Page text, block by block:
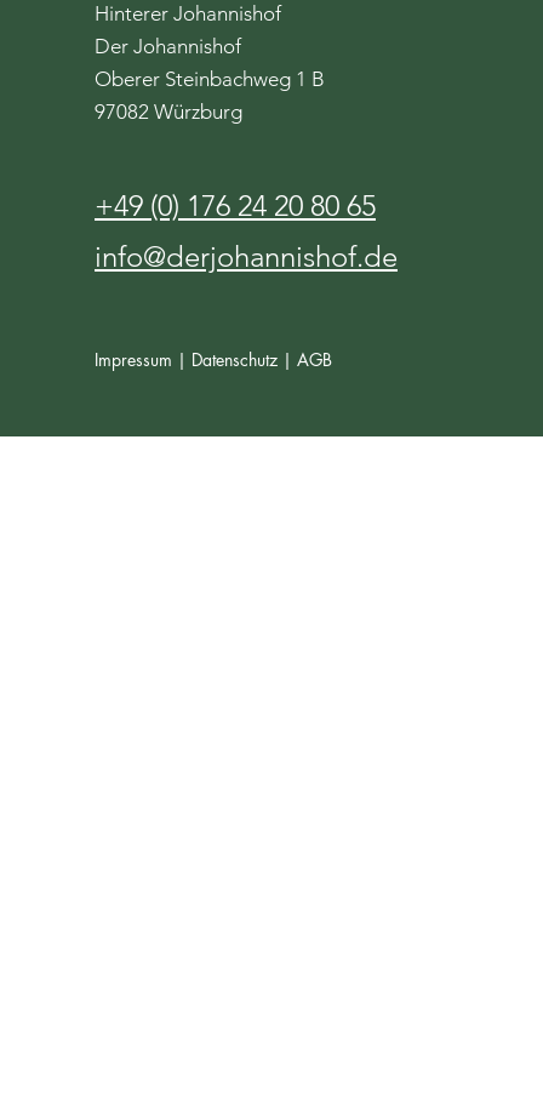
Hinterer Johannishof
Der Johannishof
Oberer Steinbachweg 1 B
97082 Würzburg
+49 (0) 176 24 20 80 65
info@derjohannishof.de
Impressum | Datenschutz | AGB